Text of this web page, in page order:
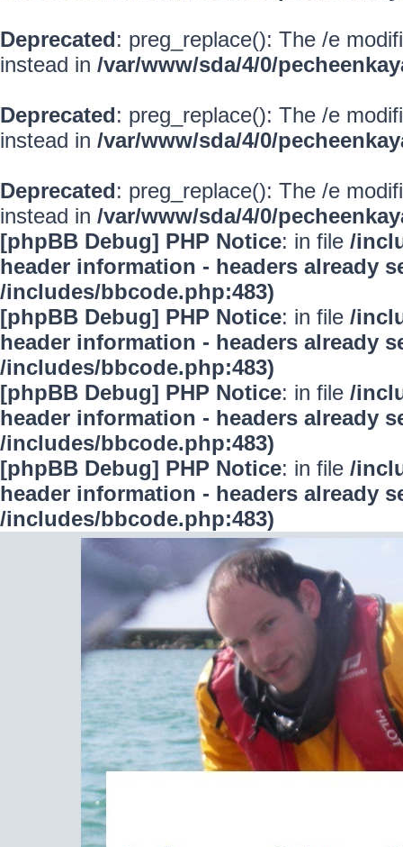
Deprecated: preg_replace(): The /e
instead in /var/www/sda/4/0/
Deprecated: preg_replace(): The /e
instead in /var/www/sda/4/0/
Deprecated: preg_replace(): The /e
instead in /var/www/sda/4/0/
[phpBB Debug] PHP Notice: in file /
header information - headers already
/includes/bbcode.php:483)
[phpBB Debug] PHP Notice: in file /
header information - headers already
/includes/bbcode.php:483)
[phpBB Debug] PHP Notice: in file /
header information - headers already
/includes/bbcode.php:483)
[phpBB Debug] PHP Notice: in file /
header information - headers already
/includes/bbcode.php:483)